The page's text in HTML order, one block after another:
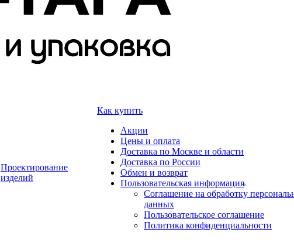
Проектирование
изделий
Как купить
Акции
Цены и оплата
Доставка по Москве и области
Доставка по России
Обмен и возврат
Пользовательская информация
Соглашение на обработку
данных
Пользовательское соглашение
Политика конфиденциальности